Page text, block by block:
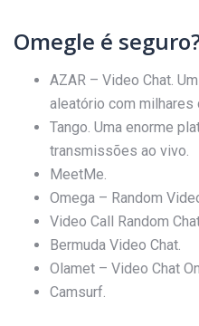
Omegle é
AZAR – Video Chat.
aleatório com milhares
Tango. Uma enorme
transmissões ao vivo.
MeetMe.
Omega – Random
Video Call Random
Bermuda Video Chat.
Olamet – Video Chat
Camsurf.